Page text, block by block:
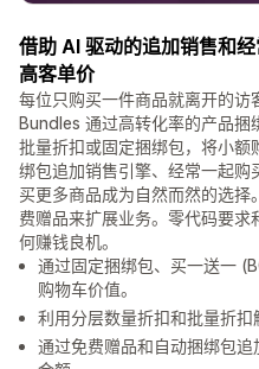
借助 AI 驱动的追加销售和
高客单价
每位只购买一件商品就离开的
Bundles 通过高转化率的产品捆
批量折扣或固定捆绑包，将小额
绑包追加销售引擎、经常一起
买更多商品成为自然而然的选
费赠品来扩展业务。零代码要
何赚钱良机。
通过固定捆绑包、买一送一
购物车价值。
利用分层数量折扣和批量折扣
通过免费赠品和自动捆绑包